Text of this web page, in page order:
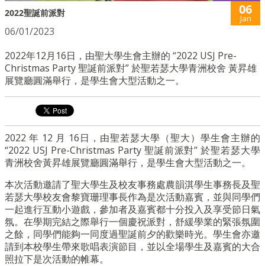
2022聖誕前派對 06
Jan
06/01/2023
2022年12月16日，由聖大學生會主辦的 “2022 USJ Pre-
Christmas Party 聖誕前派對” 於聖若瑟大學青洲校舍 黃昇雄
展覽廳圓滿舉行，是學生會大型活動之一。
2022 年 12 月 16日，由聖若瑟大學（聖大）學生會主辦的
“2022 USJ Pre-Christmas Party 聖誕前派對” 於聖若瑟大學
青洲校舍黃昇雄展覽廳圓滿舉行，是學生會大型活動之一。
本次活動邀請了聖大學生及校友事務處農韻淇學生事務長及聖
若瑟大學校友會黎寶珊理事長作為是次活動嘉賓，並與同學們
一起進行互動小遊戲， 參加者及嘉賓都十分投入及享受節日氣
氛。 在學期完結之際舉行一個慶祝派對，舒緩學業的緊張氛圍
之餘， 同學們能夠一同度過聖誕前夕的歡樂時光。 學生會亦邀
請到本校學生帶來歌唱表演節目， 並以全場學生及嘉賓的大合
照拉下是次活動的帷幕。